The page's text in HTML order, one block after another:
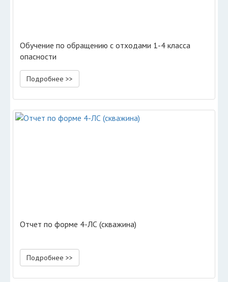
Обучение по обращению с отходами 1-4 класса
опасности
Подробнее >>
Отчет по форме 4-ЛС (скважина)
Подробнее >>